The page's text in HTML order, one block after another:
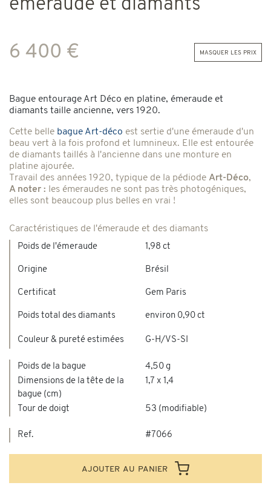
émeraude et diamants
6 400 € masquer les prix
Bague entourage Art Déco en platine, émeraude et
diamants taille ancienne, vers 1920.
Cette belle bague Art-déco est sertie d'une émeraude d'un
beau vert à la fois profond et lumnineux. Elle est entourée
de diamants taillés à l'ancienne dans une monture en
platine ajourée.
Travail des années 1920, typique de la pédiode Art-Déco,
A noter : les émeraudes ne sont pas très photogéniques,
elles sont beaucoup plus belles en vrai !
Caractéristiques de l'émeraude et des diamants
Poids de l'émeraude
Origine
Certificat
Poids total des diamants
1,98 ct
Brésil
Gem Paris
environ 0,90 ct
Couleur & pureté estimées G-H/VS-SI
Poids de la bague
4,50 g
Dimensions de la tête de la
bague (cm)
1,7 x 1,4
Tour de doigt 53 (modifiable)
Ref. #7066
ajouter au panier